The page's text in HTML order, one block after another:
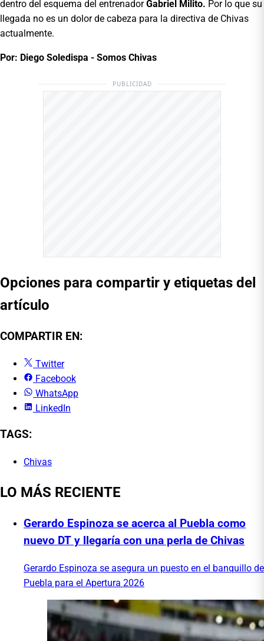
dentro del esquema del entrenadorGabriel Milito. Por lo que su
llegada no es un dolor de cabeza para la directiva de Chivas
actualmente.
Por: Diego Soledispa - Somos Chivas
PUBLICIDAD
Opciones para compartir y etiquetas del
artículo
COMPARTIR EN:
Twitter
Facebook
WhatsApp
LinkedIn
TAGS:
Chivas
LO MÁS RECIENTE
Gerardo Espinoza se acerca al Puebla como
nuevo DT y llegaría con una perla de Chivas
Gerardo Espinoza se asegura un puesto en el banquillo de
Puebla para el Apertura 2026